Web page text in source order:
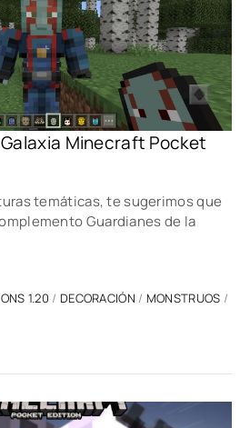
Minecraft Pocket
temáticas, te sugerimos que
Guardianes de la
1.20 / DECORACIÓN / MONSTRUOS /